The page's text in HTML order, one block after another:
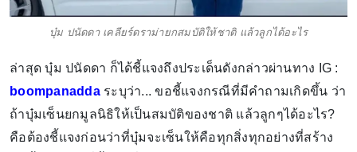
บุ๋ม ปนัดดา เคลียร์ดราม่ายกสมบัติให้ชาติ แล้วลูกได้อะไร
ล่าสุด บุ๋ม ปนัดดา ก็ได้ชี้แจงถึงประเด็นดังกล่าวผ่านทาง IG :
boompanaddaระบุว่า... ขอชี้แจงกรณีที่มีคำถามเกิดขึ้น ว่า
ถ้าบุ๋มเซ็นยกมูลนิธิให้เป็นสมบัติของชาติ แล้วลูกๆได้อะไร?
คือต้องชี้แจงก่อนว่าที่บุ๋มจะเซ็นให้คือทุกสิ่งทุกอย่างที่สร้าง